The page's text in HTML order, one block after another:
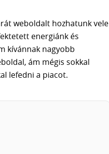
weboldalt hozhatunk vele
energiánk és
kívánnak nagyobb
ám mégis sokkal
lefedni a piacot.